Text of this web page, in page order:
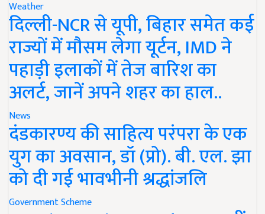
Weather
दिल्ली-NCR से यूपी, बिहार समेत कई
राज्यों में मौसम लेगा यूर्टन, IMD ने
पहाड़ी इलाकों में तेज बारिश का
अलर्ट, जानें अपने शहर का हाल..
News
दंडकारण्य की साहित्य परंपरा के एक
युग का अवसान, डॉ (प्रो). बी. एल. झा
को दी गई भावभीनी श्रद्धांजलि
Government Scheme